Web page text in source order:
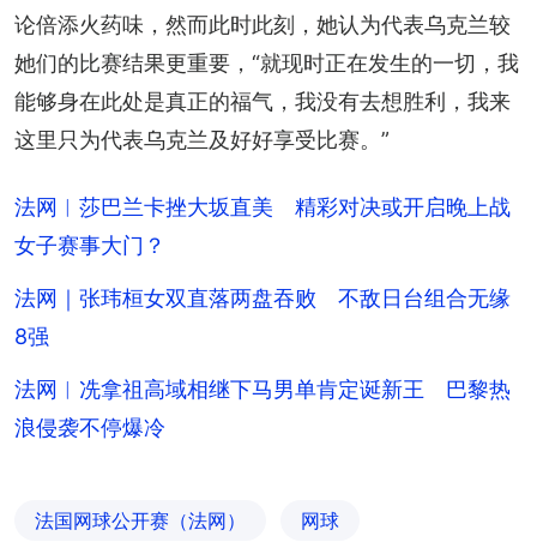
论倍添火药味，然而此时此刻，她认为代表乌克兰较
她们的比赛结果更重要，“就现时正在发生的一切，我
能够身在此处是真正的福气，我没有去想胜利，我来
这里只为代表乌克兰及好好享受比赛。”
法网︱莎巴兰卡挫大坂直美 精彩对决或开启晚上战
女子赛事大门？
法网｜张玮桓女双直落两盘吞败 不敌日台组合无缘
8强
法网︱冼拿祖高域相继下马男单肯定诞新王 巴黎热
浪侵袭不停爆冷
法国网球公开赛（法网） 网球